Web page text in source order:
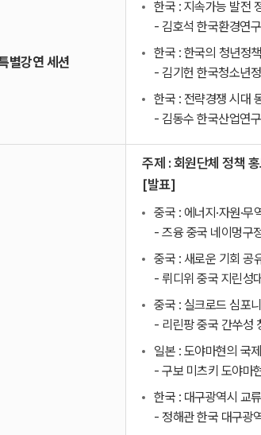
별강연 세션
한국 : 지속가능 발전
- 김호석 한국환경연
한국 : 한국의 청년정
- 김기헌 한국청소년
한국 : 전략경쟁 시대
- 김동수 한국산업연
주제 : 회원단체 정책
[발표]
중국 : 에너지·자원·
- 즈융 중국 네이멍구
중국 : 새로운 기회 공
- 뤼디위 중국 지린성
중국 : 실크로드 심포
- 리린팡 중국 간쑤성
일본 : 도야마현의 국
- 구보 미츠키 도야마
한국 : 대구광역시 교
- 정해관 한국 대구광